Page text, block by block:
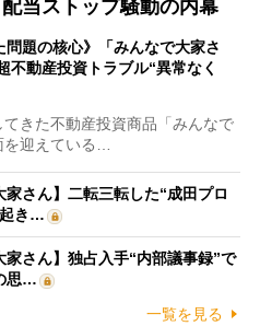
当ストップ騒動の内幕
問題の核心》「みんなで大家さ
不動産投資トラブル“異常なく
きた不動産投資商品「みんなで
を迎えている…
家さん】二転三転した“成田プロ
起き…
家さん】独占入手“内部議事録”で
思…
一覧を見る